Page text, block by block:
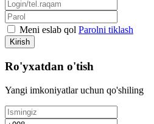
Meni eslab qol Parolni tiklash
Kirish
Ro'yxatdan o'tish
Yangi imkoniyatlar uchun qo'shiling